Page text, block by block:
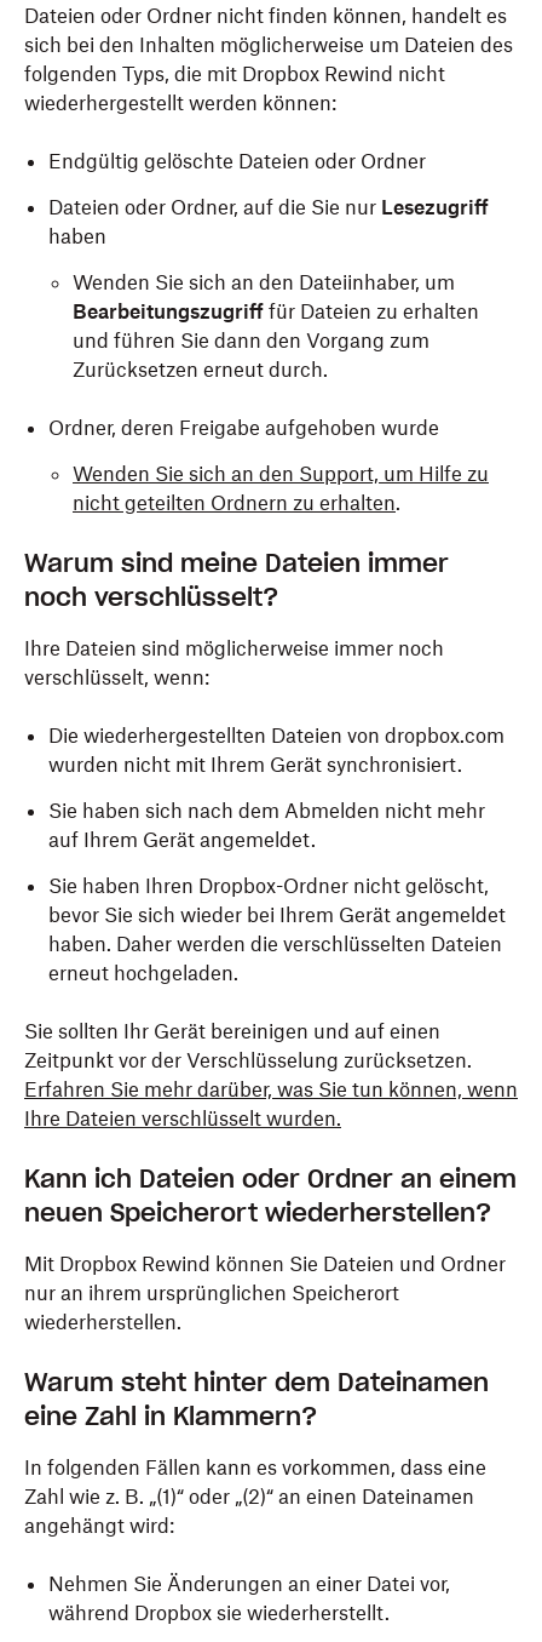
Dateien oder Ordner nicht finden können, handelt es
sich bei den Inhalten möglicherweise um Dateien des
folgenden Typs, die mit Dropbox Rewind nicht
wiederhergestellt werden können:
Endgültig gelöschte Dateien oder Ordner
Dateien oder Ordner, auf die Sie nur Lesezugriff
haben
Wenden Sie sich an den Dateiinhaber, um
Bearbeitungszugriff für Dateien zu erhalten
und führen Sie dann den Vorgang zum
Zurücksetzen erneut durch.
Ordner, deren Freigabe aufgehoben wurde
Wenden Sie sich an den Support, um Hilfe zu
nicht geteilten Ordnern zu erhalten.
Warum sind meine Dateien immer
noch verschlüsselt?
Ihre Dateien sind möglicherweise immer noch
verschlüsselt, wenn:
Die wiederhergestellten Dateien von dropbox.com
wurden nicht mit Ihrem Gerät synchronisiert.
Sie haben sich nach dem Abmelden nicht mehr
auf Ihrem Gerät angemeldet.
Sie haben Ihren Dropbox-Ordner nicht gelöscht,
bevor Sie sich wieder bei Ihrem Gerät angemeldet
haben. Daher werden die verschlüsselten Dateien
erneut hochgeladen.
Sie sollten Ihr Gerät bereinigen und auf einen
Zeitpunkt vor der Verschlüsselung zurücksetzen.
Erfahren Sie mehr darüber, was Sie tun können, wenn
Ihre Dateien verschlüsselt wurden.
Kann ich Dateien oder Ordner an einem
neuen Speicherort wiederherstellen?
Mit Dropbox Rewind können Sie Dateien und Ordner
nur an ihrem ursprünglichen Speicherort
wiederherstellen.
Warum steht hinter dem Dateinamen
eine Zahl in Klammern?
In folgenden Fällen kann es vorkommen, dass eine
Zahl wie z. B. „(1)“ oder „(2)“ an einen Dateinamen
angehängt wird:
Nehmen Sie Änderungen an einer Datei vor,
während Dropbox sie wiederherstellt.